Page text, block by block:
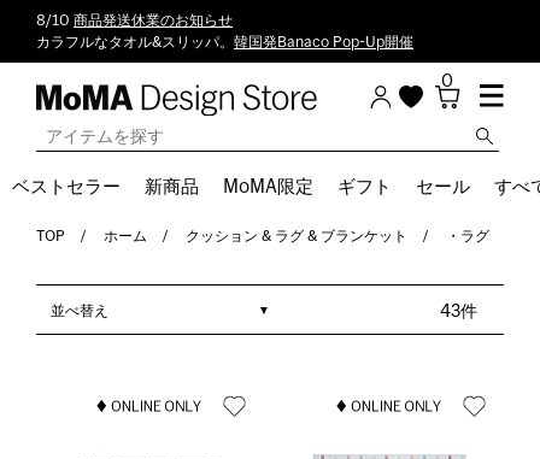
8/10 商品発送休業のお知らせ
カラフルなタオル&スリッパ。 韓国発Banaco Pop-Up開催
0
ベストセラー 新商品 MoMA限定 ギフト セール すべ
TOP ホーム クッション & ラグ & ブランケット ・ラグ
43件
並べ替え